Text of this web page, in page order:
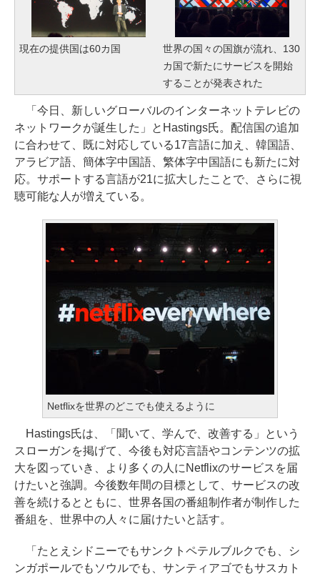
現在の提供国は60カ国
世界の国々の国旗が流れ、130
カ国で新たにサービスを開始
することが発表された
「今日、新しいグローバルのインターネットテレビの
ネットワークが誕生した」とHastings氏。配信国の追加
に合わせて、既に対応している17言語に加え、韓国語、
アラビア語、簡体字中国語、繁体字中国語にも新たに対
応。サポートする言語が21に拡大したことで、さらに視
聴可能な人が増えている。
Netflixを世界のどこでも使えるように
Hastings氏は、「聞いて、学んで、改善する」という
スローガンを掲げて、今後も対応言語やコンテンツの拡
大を図っていき、より多くの人にNetflixのサービスを届
けたいと強調。今後数年間の目標として、サービスの改
善を続けるとともに、世界各国の番組制作者が制作した
番組を、世界中の人々に届けたいと話す。
「たとえシドニーでもサンクトペテルブルクでも、シ
ンガポールでもソウルでも、サンティアゴでもサスカト